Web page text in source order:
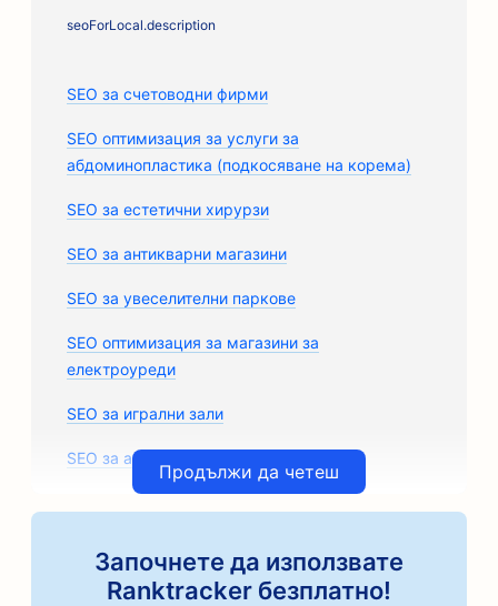
seoForLocal.description
SEO за счетоводни фирми
SEO оптимизация за услуги за
абдоминопластика (подкосяване на корема)
SEO за естетични хирурзи
SEO за антикварни магазини
SEO за увеселителни паркове
SEO оптимизация за магазини за
електроуреди
SEO за игрални зали
SEO за архитектурни фирми
SEO за класове по изкуства
Продължи да четеш
Започнете да използвате
Ranktracker безплатно!